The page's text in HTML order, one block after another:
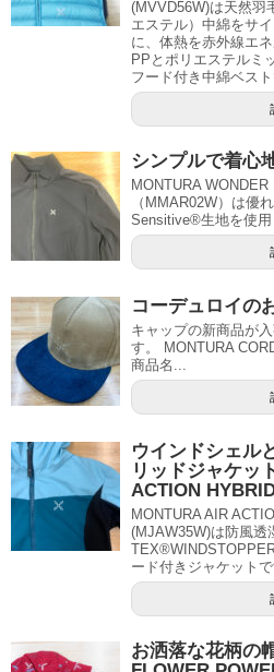
(MVVD56W)は天然羽
エステル）中綿をサ
に、体熱を赤外線エ
PPとポリエステルミ
フード付き中綿ベスト
シンプルで着心
MONTURA
（MMAR02W）は優
Sensitive®生地を使用
コーデュロイの
キャップの新商品が
す。 MONTURA
商品名...
ウインドシェル
リッドジャケッ
ACTION
MONTURA AIR
(MJAW35W)は防風透
ード付きジャケットで
お洒落な花柄の